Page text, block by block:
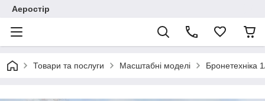
Аеростір
Товари та послуги Масштабні моделі Бронетехніка